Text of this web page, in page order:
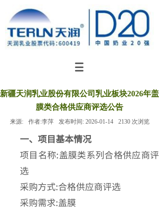
新疆天润乳业股份有限公司乳业板块2026年盖
膜类合格供应商评选公告
来源: 作者:李萍 发布时间: 2026-01-14 2130 次浏览
一、项目基本情况
项目名称:盖膜类系列合格供应商评
选
采购方式:合格供应商评选
采购需求:盖膜